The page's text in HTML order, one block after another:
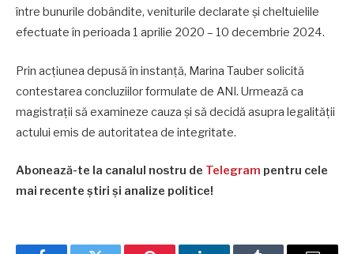
între bunurile dobândite, veniturile declarate și cheltuielile
efectuate în perioada 1 aprilie 2020 – 10 decembrie 2024.
Prin acțiunea depusă în instanță, Marina Tauber solicită
contestarea concluziilor formulate de ANI. Urmează ca
magistrații să examineze cauza și să decidă asupra legalității
actului emis de autoritatea de integritate.
Abonează-te la canalul nostru de Telegram pentru cele
mai recente știri și analize politice!